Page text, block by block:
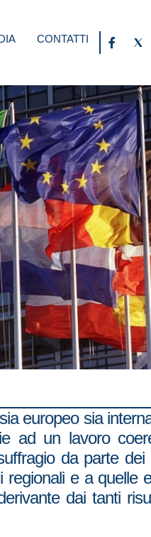
CONTATTI
europeo sia
ad un lavoro
da parte
e a quelle
dai tanti